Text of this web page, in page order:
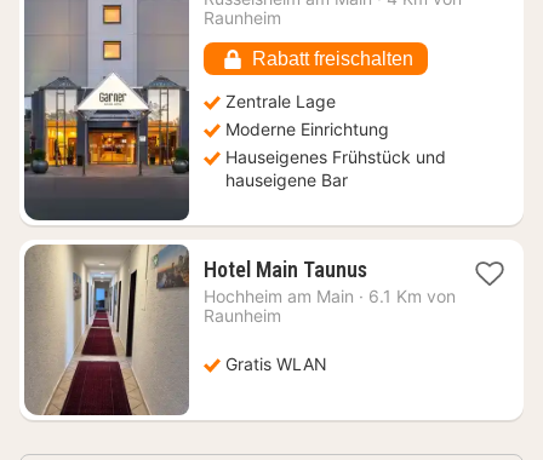
ab
€
Raunheim
Rabatt freischalten
Zentrale Lage
Moderne Einrichtung
Hauseigenes Frühstück und
hauseigene Bar
Hotel Main Taunus1
Nacht
Hochheim am Main · 6.1 Km von
Raunheim
Gratis WLAN